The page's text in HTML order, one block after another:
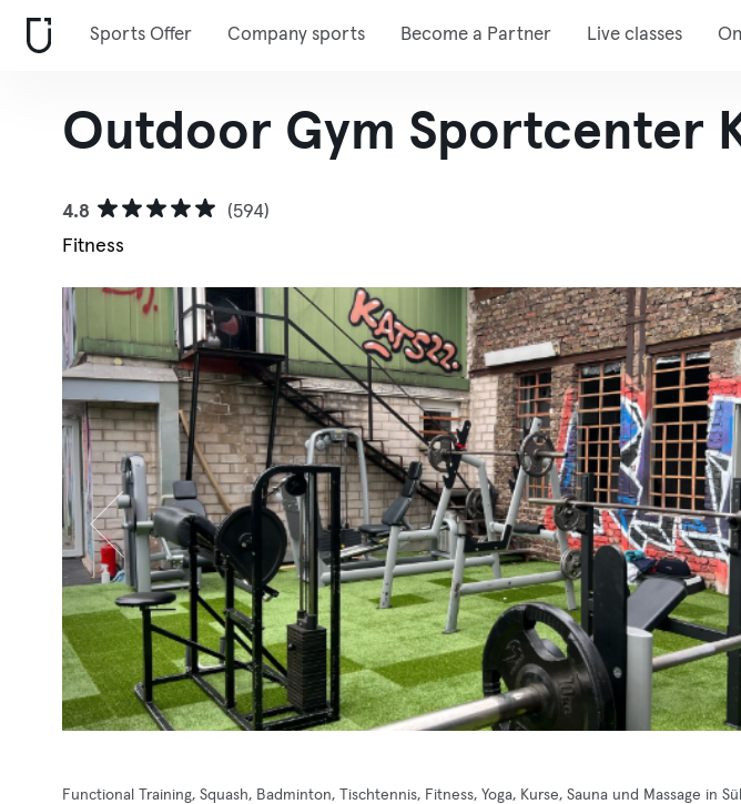
Sports Offer Company sports Become a Partner Live classes
Outdoor Gym Sportcenter
4.8
(594)
Fitness
Functional Training, Squash, Badminton, Tischtennis, Fitness, Yoga, Kurse, Sauna und Massage in